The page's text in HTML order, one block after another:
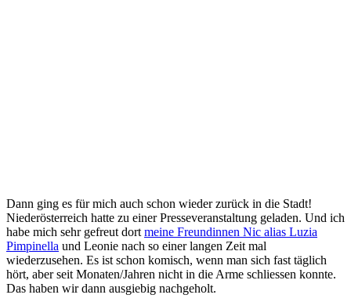
Dann ging es für mich auch schon wieder zurück in die Stadt!
Niederösterreich hatte zu einer Presseveranstaltung geladen. Und ich
habe mich sehr gefreut dort meine Freundinnen Nic alias Luzia
Pimpinella und Leonie nach so einer langen Zeit mal
wiederzusehen. Es ist schon komisch, wenn man sich fast täglich
hört, aber seit Monaten/Jahren nicht in die Arme schliessen konnte.
Das haben wir dann ausgiebig nachgeholt.